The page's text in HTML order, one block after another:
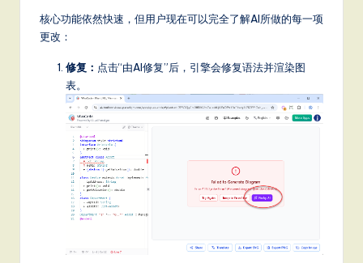
核心功能依然快速，但用户现在可以完全了解AI所做的每一项
更改：
修复： 点击“由AI修复”后，引擎会修复语法并渲染图
表。